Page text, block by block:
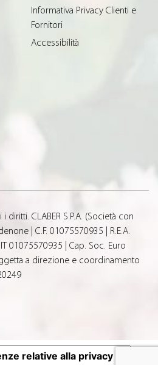
Informativa Privacy Clienti e
Fornitori
Accessibilità
diritti. CLABER S.P.A. (Società con
| C.F. 01075570935 | R.E.A.
01075570935 | Cap. Soc. Euro
a direzione e coordinamento
relative alla privacy